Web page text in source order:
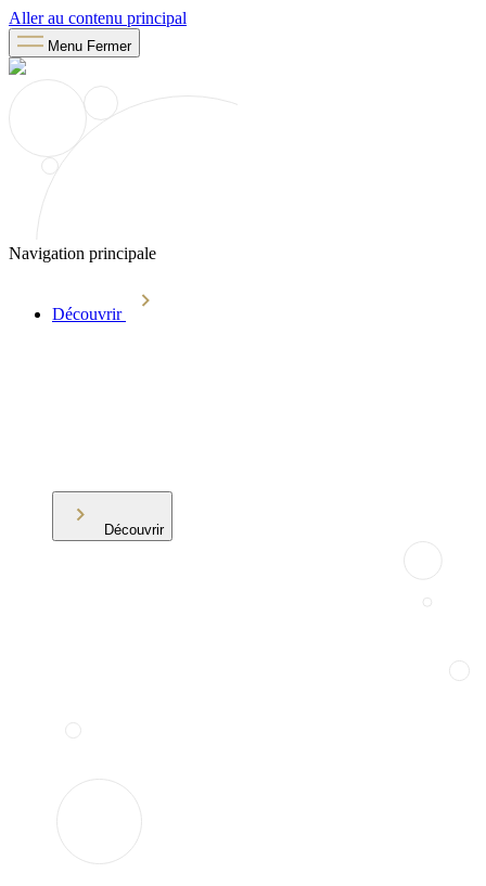
Aller au contenu principal
Menu Fermer
Navigation principale
Découvrir
Découvrir